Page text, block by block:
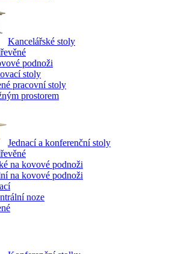
Kancelářské stoly
podnoži
stoly
pracovní stoly
prostorem
Jednací a konferenční stoly
na kovové podnoži
na kovové podnoži
noze